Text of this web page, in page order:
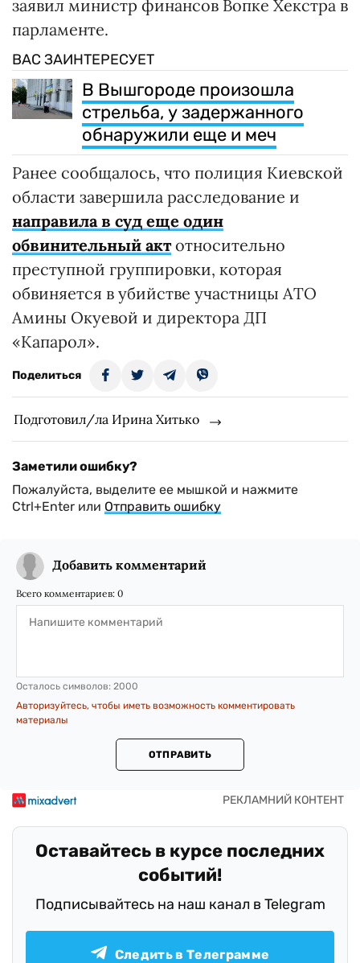
заявил министр финансов Вопке Хекстра в
парламенте.
ВАС ЗАИНТЕРЕСУЕТ
В Вышгороде произошла
стрельба, у задержанного
обнаружили еще и меч
Ранее сообщалось, что полиция Киевской
области завершила расследование и
направила в суд еще один
обвинительный актотносительно
преступной группировки, которая
обвиняется в убийстве участницы АТО
Амины Окуевой и директора ДП
«Капарол».
Поделиться
Подготовил/ла Ирина Хитько
Заметили ошибку?
Пожалуйста, выделите ее мышкой и нажмите
Ctrl+Enter или Отправить ошибку
Добавить комментарий
Всего комментариев: 0
Осталось символов: 2000
Авторизуйтесь, чтобы иметь возможность комментировать
материалы
ОТПРАВИТЬ
Оставайтесь в курсе последних
событий!
Подписывайтесь на наш канал в Telegram
Следить в Телеграмме